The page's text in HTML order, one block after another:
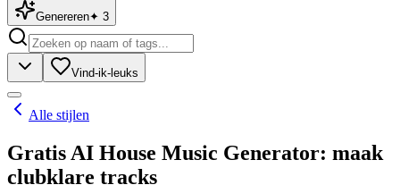
Genereren✦ 3
Vind-ik-leuks
Alle stijlen
Gratis AI House Music Generator: maak
clubklare tracks